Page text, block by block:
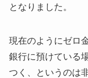
となりました。
現在のようにゼロ
銀行に預けている
つく、というのは